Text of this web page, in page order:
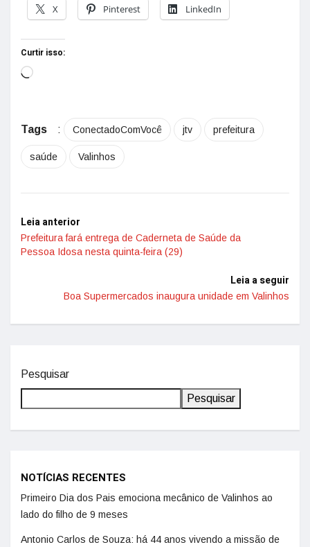
X Pinterest LinkedIn
Curtir isso:
Tags : ConectadoComVocê jtv prefeitura
saúde Valinhos
Leia anterior
Prefeitura fará entrega de Caderneta de Saúde da
Pessoa Idosa nesta quinta-feira (29)
Leia a seguir
Boa Supermercados inaugura unidade em Valinhos
Pesquisar
Pesquisar
NOTÍCIAS RECENTES
Primeiro Dia dos Pais emociona mecânico de Valinhos ao
lado do filho de 9 meses
Antonio Carlos de Souza: há 44 anos vivendo a missão de